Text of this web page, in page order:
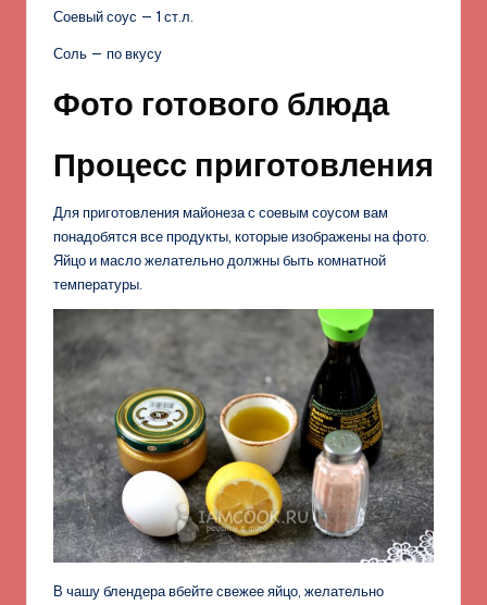
Соевый соус — 1 ст.л.
Соль — по вкусу
Фото готового блюда
Процесс приготовления
Для приготовления майонеза с соевым соусом вам
понадобятся все продукты, которые изображены на фото.
Яйцо и масло желательно должны быть комнатной
температуры.
В чашу блендера вбейте свежее яйцо, желательно